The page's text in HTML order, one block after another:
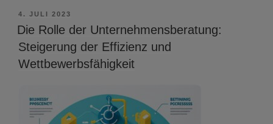
VERÖFFENTLICHT
AM
4. JULI 2023
Die Rolle der Unternehmensberatung:
Steigerung der Effizienz und
Wettbewerbsfähigkeit